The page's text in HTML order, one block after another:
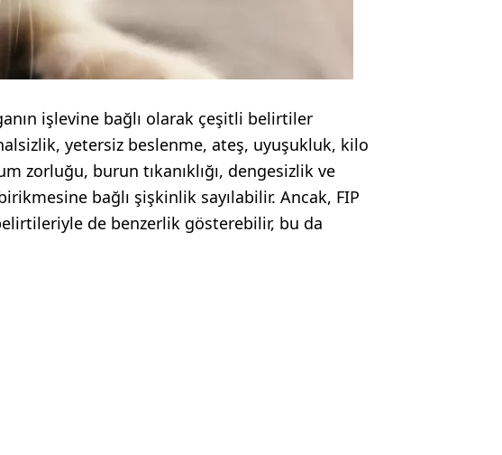
işlevine bağlı olarak çeşitli belirtiler
yetersiz beslenme, ateş, uyuşukluk, kilo
zorluğu, burun tıkanıklığı, dengesizlik ve
bağlı şişkinlik sayılabilir. Ancak, FIP
de benzerlik gösterebilir, bu da